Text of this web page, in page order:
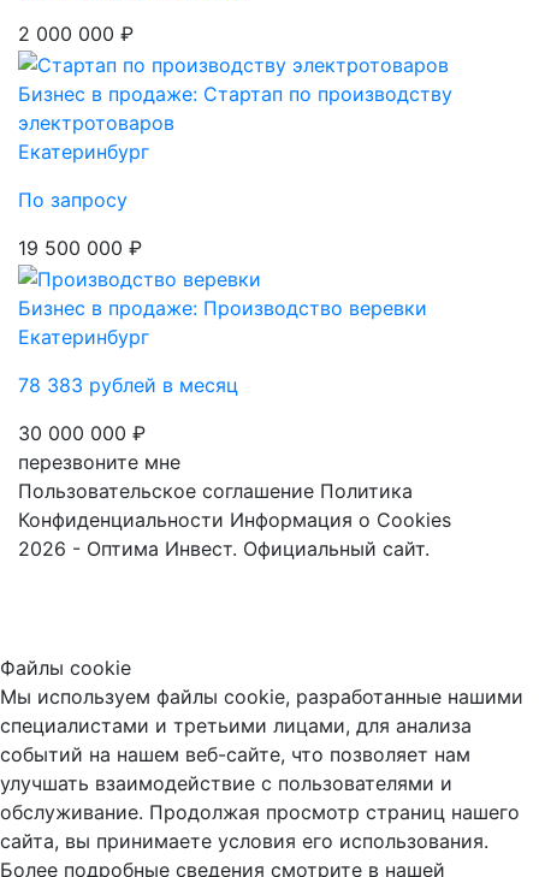
2 000 000 ₽
Бизнес в продаже: Стартап по производству
электротоваров
Екатеринбург
По запросу
19 500 000 ₽
Бизнес в продаже: Производство веревки
Екатеринбург
78 383 рублей в месяц
30 000 000 ₽
перезвоните мне
Пользовательское соглашение Политика
Конфиденциальности Информация о Cookies
2026 - Оптима Инвест. Официальный сайт.
Файлы cookie
Мы используем файлы cookie, разработанные нашими
специалистами и третьими лицами, для анализа
событий на нашем веб-сайте, что позволяет нам
улучшать взаимодействие с пользователями и
обслуживание. Продолжая просмотр страниц нашего
сайта, вы принимаете условия его использования.
Более подробные сведения смотрите в нашей